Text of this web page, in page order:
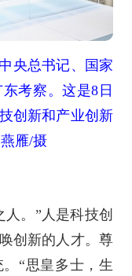
央总书记、国家
考察。这是8日
创新和产业创新
雁/摄
。”人是科技创
创新的人才。尊
“思皇多士，生